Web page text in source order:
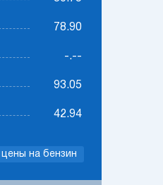
78.90
-.--
93.05
42.94
на бензин